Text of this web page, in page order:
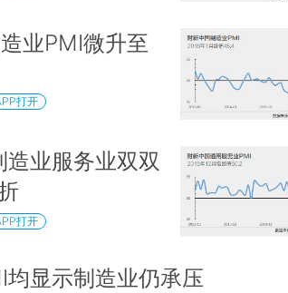
业PMI微升至
打开
造业服务业双双
打开
均显示制造业仍承压